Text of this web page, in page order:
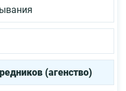
(агенство)